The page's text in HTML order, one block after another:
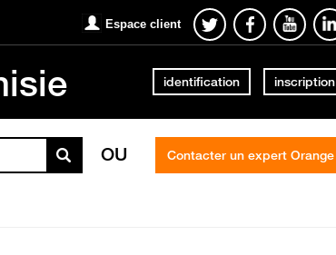
Espace client
identification inscription
OU Contacter un expert Orange